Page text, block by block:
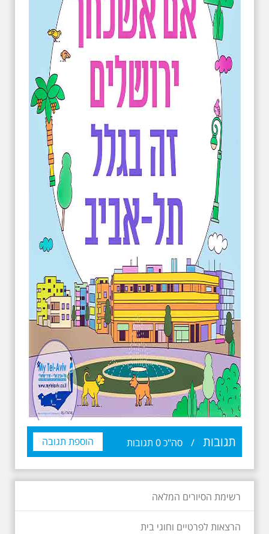
תגובות / סה"כ0 תגובות הוספת תגובה
רשימת הסיורים המלאה
הרצאות לפרטיים וחוגי בית